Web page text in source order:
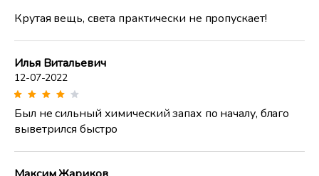
Крутая вещь, света практически не пропускает!
Илья Витальевич
12-07-2022
Был не сильный химический запах по началу, благо
выветрился быстро